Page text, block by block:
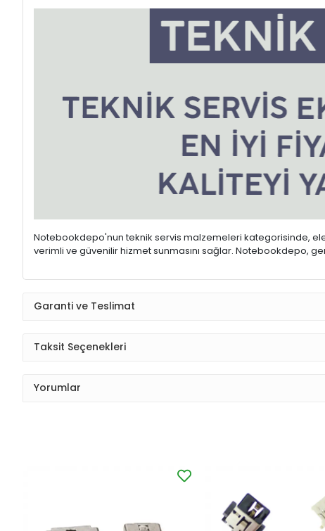
Notebookdepo'nun teknik servis malzemeleri kategorisinde,
verimli ve güvenilir hizmet sunmasını sağlar. Notebookdepo,
Garanti ve Teslimat
Taksit Seçenekleri
Yorumlar